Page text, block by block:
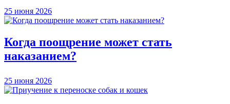
25 июня 2026
Когда поощрение может стать
наказанием?
25 июня 2026